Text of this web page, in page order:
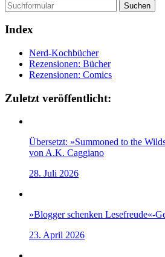
Suchen
Index
Nerd-Kochbücher
Rezensionen: Bücher
Rezensionen: Comics
Zuletzt veröffentlicht:
Übersetzt: »Summoned to the
von A.K. Caggiano
28. Juli 2026
»Blogger schenken Lesefreude«-
23. April 2026